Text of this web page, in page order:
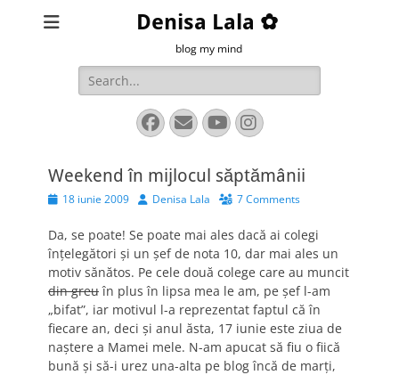
Denisa Lala ✿
blog my mind
Search
for:
Facebook
EmailYouTube
Instagram
Weekend în mijlocul săptămânii
Posted18 iunie 2009 AuthorDenisa Lala 7 Comments
Da, se poate! Se poate mai ales dacă ai colegi
înţelegători şi un şef de nota 10, dar mai ales un
motiv sănătos. Pe cele două colege care au muncit
din greuîn plus în lipsa mea le am, pe şef l-am
„bifat”, iar motivul l-a reprezentat faptul că în
fiecare an, deci şi anul ăsta, 17 iunie este ziua de
naştere a Mamei mele. N-am apucat să fiu o fiică
bună şi să-i urez una-alta pe blog încă de marţi,